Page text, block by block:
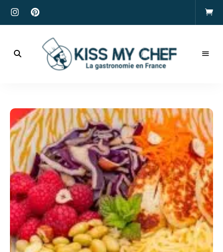
My
Chef